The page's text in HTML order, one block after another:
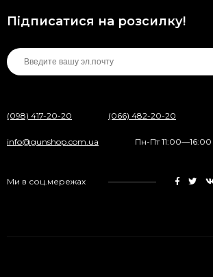
Підписатися на розсилку!
(098) 417-20-20 (066) 482-20-20
info@gunshop.com.ua Пн-Пт 11:00—16:00
Ми в соц.мережах